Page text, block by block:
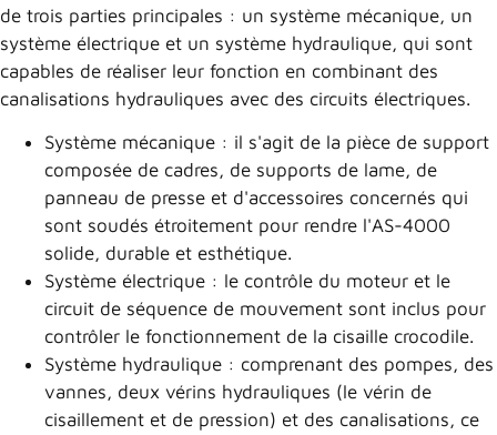
de trois parties principales : un système mécanique, un
système électrique et un système hydraulique, qui sont
capables de réaliser leur fonction en combinant des
canalisations hydrauliques avec des circuits électriques.
Système mécanique : il s'agit de la pièce de support
composée de cadres, de supports de lame, de
panneau de presse et d'accessoires concernés qui
sont soudés étroitement pour rendre l'AS-4000
solide, durable et esthétique.
Système électrique : le contrôle du moteur et le
circuit de séquence de mouvement sont inclus pour
contrôler le fonctionnement de la cisaille crocodile.
Système hydraulique : comprenant des pompes, des
vannes, deux vérins hydrauliques (le vérin de
cisaillement et de pression) et des canalisations, ce